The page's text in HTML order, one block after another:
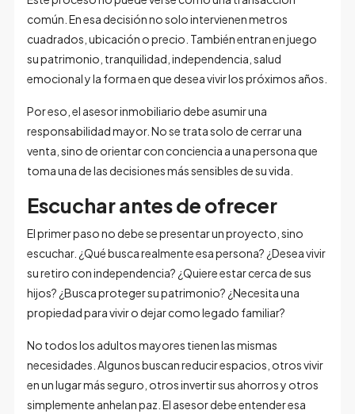
común. En esa decisión no solo intervienen metros
cuadrados, ubicación o precio. También entran en juego
su patrimonio, tranquilidad, independencia, salud
emocional y la forma en que desea vivir los próximos años.
Por eso, el asesor inmobiliario debe asumir una
responsabilidad mayor. No se trata solo de cerrar una
venta, sino de orientar con conciencia a una persona que
toma una de las decisiones más sensibles de su vida.
Escuchar antes de ofrecer
El primer paso no debe se presentar un proyecto, sino
escuchar. ¿Qué busca realmente esa persona? ¿Desea vivir
su retiro con independencia? ¿Quiere estar cerca de sus
hijos? ¿Busca proteger su patrimonio? ¿Necesita una
propiedad para vivir o dejar como legado familiar?
No todos los adultos mayores tienen las mismas
necesidades. Algunos buscan reducir espacios, otros vivir
en un lugar más seguro, otros invertir sus ahorros y otros
simplemente anhelan paz. El asesor debe entender esa